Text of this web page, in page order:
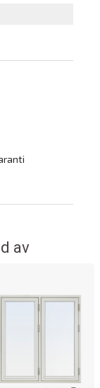
vara ett bra
av